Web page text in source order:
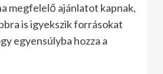
megfelelő ajánlatot kapnak,
is igyekszik forrásokat
egyensúlyba hozza a